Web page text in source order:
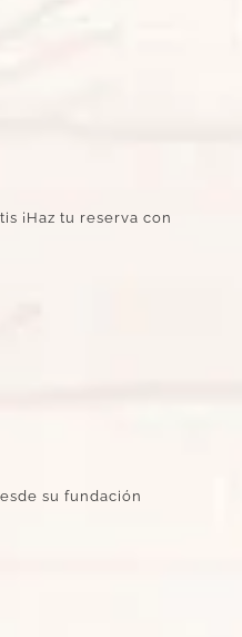
¡Haz tu reserva con
su fundación